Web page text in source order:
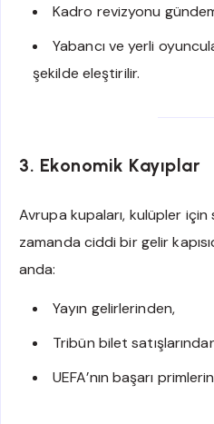
Kadro revizyonu
Yabancı ve yerli
şekilde eleştirilir.
3. Ekonomik Kayıplar
Avrupa kupaları, kulüpler
zamanda ciddi bir gelir
anda:
Yayın gelirlerinden,
Tribün bilet
UEFA’nın başarı